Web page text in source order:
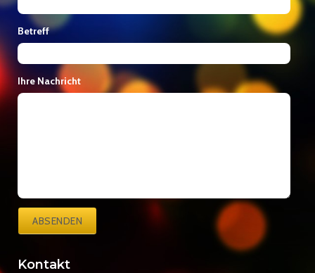
Betreff
Ihre Nachricht
ABSENDEN
Kontakt